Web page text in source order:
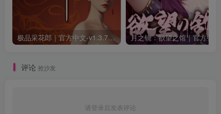
极品采花郎｜官方中文-v1.3.7+满金币初始存档+通关存档｜7.11G｜免安装
评论 抢沙发
请登录后发表评论